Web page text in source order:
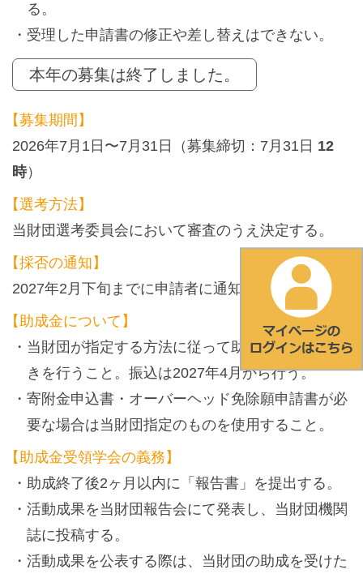
る。
受理した申請書の修正や差し替えはできない。
本年の募集は終了しました。
【募集期間】
2026年7月1日〜7月31日（募集締切：7月31日 12
時）
【選考方法】
当財団選考委員会において審査のうえ決定する。
【採否の通知】
2027年2月下旬までに申請者に通知する。
【助成金について】
当財団が指定する方法に従って助成金受領の手続
きを行うこと。振込は2027年4月から行う。
寄附金申込書・オーバーヘッド免除願申請書が必
要な場合は当財団指定のものを使用すること。
【助成金受領学会の義務】
助成終了後2ヶ月以内に「報告書」を提出する。
活動成果を当財団報告会にて発表し、当財団機関
誌に投稿する。
活動成果を公表する際は、当財団の助成を受けた